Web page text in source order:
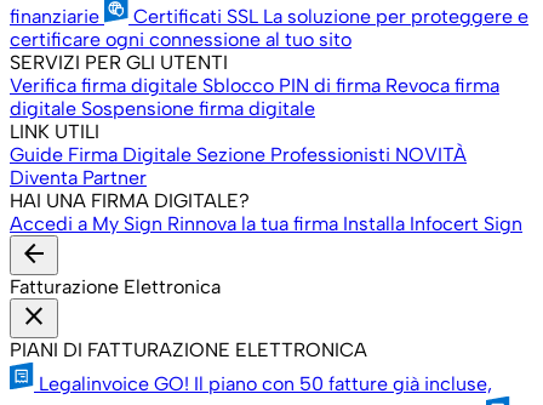
finanziarie
Certificati SSL La soluzione per proteggere e
certificare ogni connessione al tuo sito
SERVIZI PER GLI UTENTI
Verifica firma digitale Sblocco PIN di firma Revoca firma
digitale Sospensione firma digitale
LINK UTILI
Guide Firma Digitale Sezione Professionisti NOVITÀ
Diventa Partner
HAI UNA FIRMA DIGITALE?
Accedi a My Sign Rinnova la tua firma Installa Infocert Sign
arrow_back
Fatturazione Elettronica
close
PIANI DI FATTURAZIONE ELETTRONICA
Legalinvoice GO! Il piano con 50 fatture già incluse,